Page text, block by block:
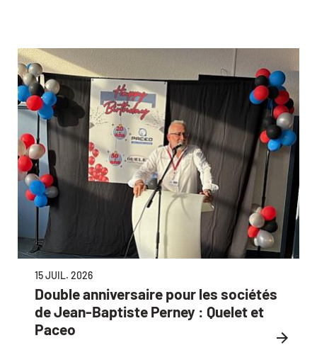
15 JUIL. 2026
Double anniversaire pour les sociétés
de Jean-Baptiste Perney : Quelet et
Paceo